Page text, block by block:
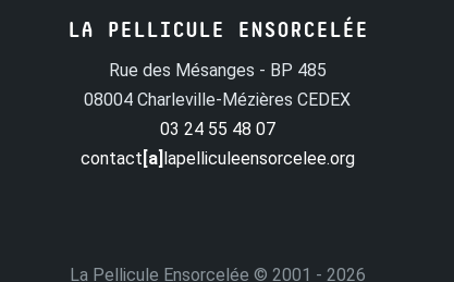
LA PELLICULE ENSORCELÉE
Rue des Mésanges - BP 485
08004 Charleville-Mézières CEDEX
03 24 55 48 07
contact [a] lapelliculeensorcelee.org
La Pellicule Ensorcelée © 2001 - 2026